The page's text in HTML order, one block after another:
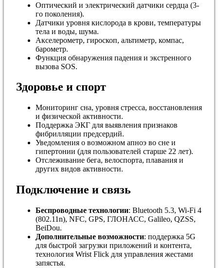
Оптический и электрический датчики сердца (3-
го поколения).
Датчики уровня кислорода в крови, температуры
тела и воды, шума.
Акселерометр, гироскоп, альтиметр, компас,
барометр.
Функция обнаружения падения и экстренного
вызова SOS.
Здоровье и спорт
Мониторинг сна, уровня стресса, восстановления
и физической активности.
Поддержка ЭКГ для выявления признаков
фибрилляции предсердий.
Уведомления о возможном апноэ во сне и
гипертонии (для пользователей старше 22 лет).
Отслеживание бега, велоспорта, плавания и
других видов активности.
Подключение и связь
Беспроводные технологии: Bluetooth 5.3, Wi-Fi 4
(802.11n), NFC, GPS, ГЛОНАСС, Galileo, QZSS,
BeiDou.
Дополнительные возможности: поддержка 5G
для быстрой загрузки приложений и контента,
технология Wrist Flick для управления жестами
запястья.